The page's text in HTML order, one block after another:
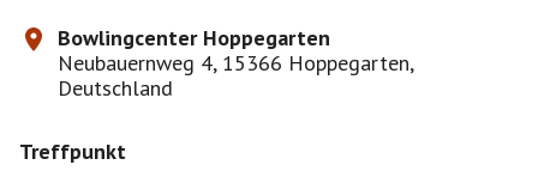
Bowlingcenter Hoppegarten
Neubauernweg 4, 15366 Hoppegarten,
Deutschland
Treffpunkt